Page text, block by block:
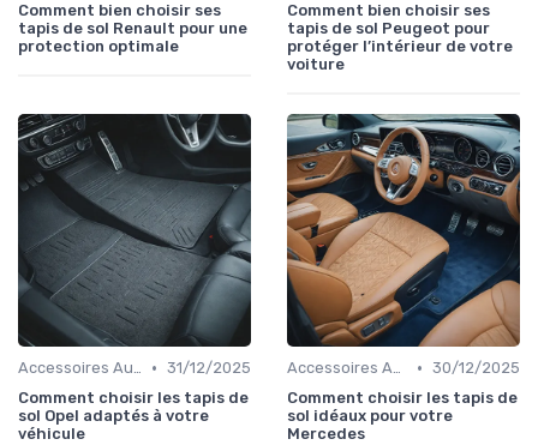
Comment bien choisir ses
tapis de sol Renault pour une
protection optimale
Comment bien choisir ses
tapis de sol Peugeot pour
protéger l’intérieur de votre
voiture
Accessoires Auto • 31/12/2025
Comment choisir les tapis de
sol Opel adaptés à votre
véhicule
Accessoires Auto • 30/12/2025
Comment choisir les tapis de
sol idéaux pour votre
Mercedes